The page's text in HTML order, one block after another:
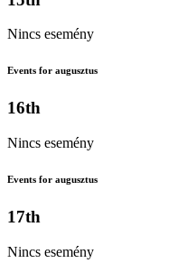
Nincs esemény
Events for augusztus
16th
Nincs esemény
Events for augusztus
17th
Nincs esemény